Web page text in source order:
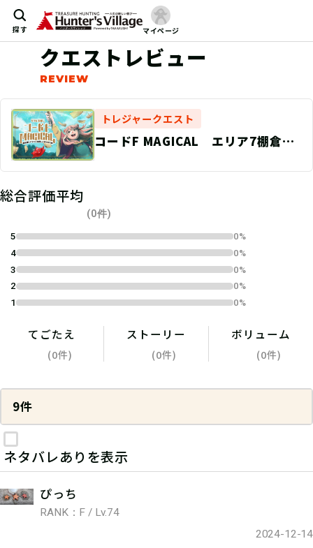
探す マイページ
クエストレビュー
トレジャークエスト
コードF MAGICAL エリア7棚倉
町・塙町
総合評価平均
(0件)
5
0%
4
0%
3
0%
2
0%
1
0%
てごたえ
(0件)
ストーリー
(0件)
ボリューム
(0件)
9件
ネタバレありを表示
ぴっち
RANK：F / Lv.74
2024-12-14